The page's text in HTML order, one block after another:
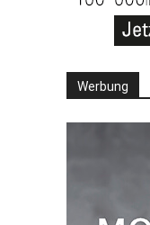
Werbung